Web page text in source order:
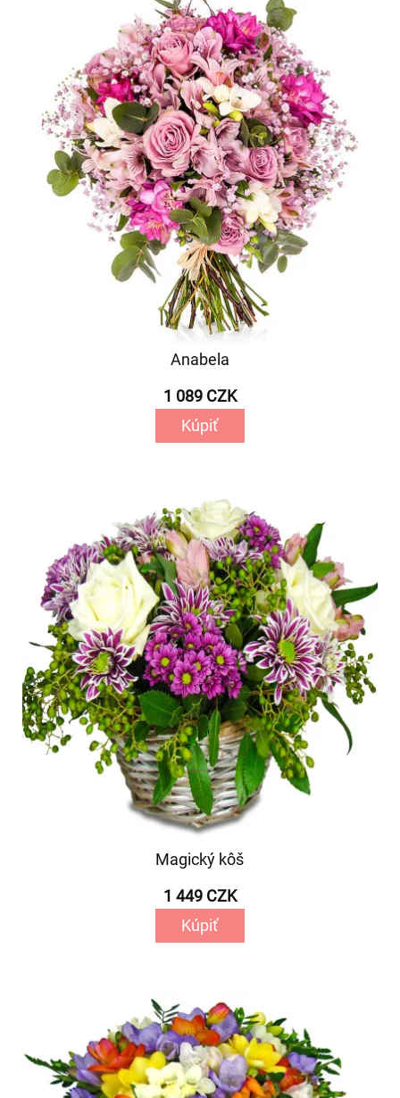
Anabela
1 089 CZK
Kúpiť
Magický kôš
1 449 CZK
Kúpiť